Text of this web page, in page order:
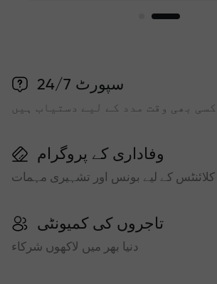
سپورٹ 24/7
بھی وقت مدد کے لیے دستیاب ہیں
وفاداری کے پروگرام
کلائنٹس کے لیے بونس اور تشہیری مہمات
تاجروں کی کمیونٹی
دنیا بھر میں لاکھوں شرکاء